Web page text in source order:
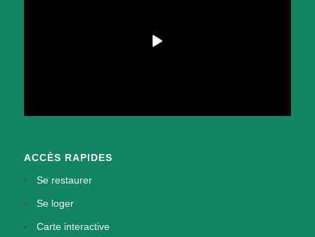
ACCÈS RAPIDES
Se restaurer
Se loger
Carte interactive